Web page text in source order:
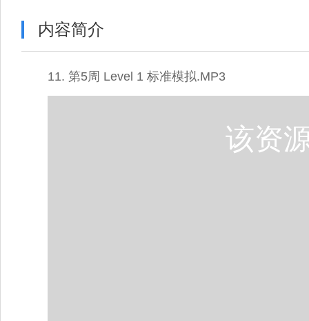
内容简介
11. 第5周 Level 1 标准模拟.MP3
该资